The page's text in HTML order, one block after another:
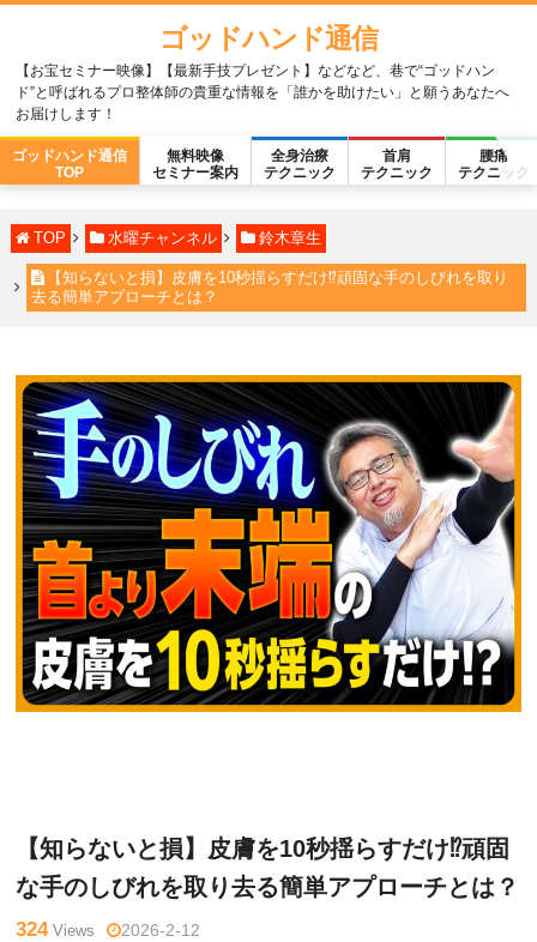
ゴッドハンド通信
【お宝セミナー映像】【最新手技プレゼント】などなど、巷で“ゴッドハン
ド”と呼ばれるプロ整体師の貴重な情報を「誰かを助けたい」と願うあなたへ
お届けします！
ゴッドハンド通信
TOP
無料映像
セミナー案内
全身治療
テクニック
首肩
テクニック
腰痛
テクニック
TOP 水曜チャンネル 鈴木章生
【知らないと損】皮膚を10秒揺らすだけ⁉頑固な手のしびれを取り
去る簡単アプローチとは？
【知らないと損】皮膚を10秒揺らすだけ⁉頑固
な手のしびれを取り去る簡単アプローチとは？
324Views 2026-2-12